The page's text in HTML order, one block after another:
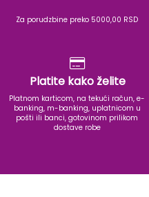
Za porudzbine preko 5000,00 RSD
Platite kako želite
Platnom karticom, na tekući račun, e-
banking, m-banking, uplatnicom u
pošti ili banci, gotovinom prilikom
dostave robe